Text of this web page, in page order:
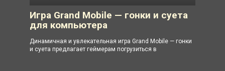
Игра Grand Mobile — гонки и суета
для компьютера
Динамичная и увлекательная игра Grand Mobile — гонки
и суета предлагает геймерам погрузиться в